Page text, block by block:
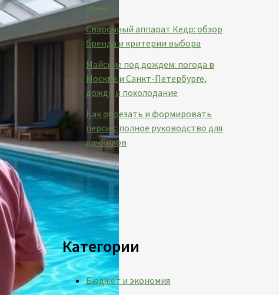
зоны
Сварочный аппарат Кедр: обзор
бренда и критерии выбора
Майские под дождем: погода в
Москве и Санкт-Петербурге,
дожди и похолодание
Как обрезать и формировать
персик: полное руководство для
дачников
Категории
Бюджет и экономия